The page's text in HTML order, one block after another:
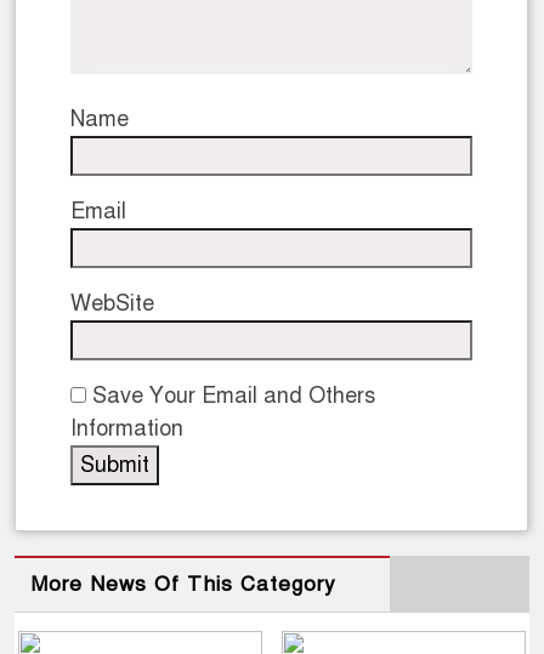
Name
Email
WebSite
Save Your Email and Others
Information
More News Of This Category